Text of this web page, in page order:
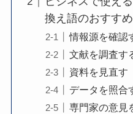
換え語のおすすめ
情報源を確認
文献を調査す
資料を見直す
データを照合
専門家の意見